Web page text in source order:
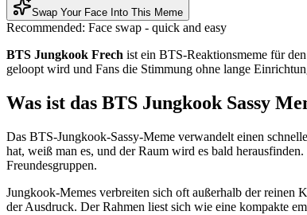
Swap Your Face Into This Meme
Recommended: Face swap - quick and easy
BTS Jungkook Frech ist ein BTS-Reaktionsmeme für
geloopt wird und Fans die Stimmung ohne lange
Was ist das BTS Jungkook Sassy
Das BTS-Jungkook-Sassy-Meme verwandelt einen
hat, weiß man es, und der Raum wird es bald
Freundesgruppen.
Jungkook-Memes verbreiten sich oft außerhalb der
der Ausdruck. Der Rahmen liest sich wie eine kompakte